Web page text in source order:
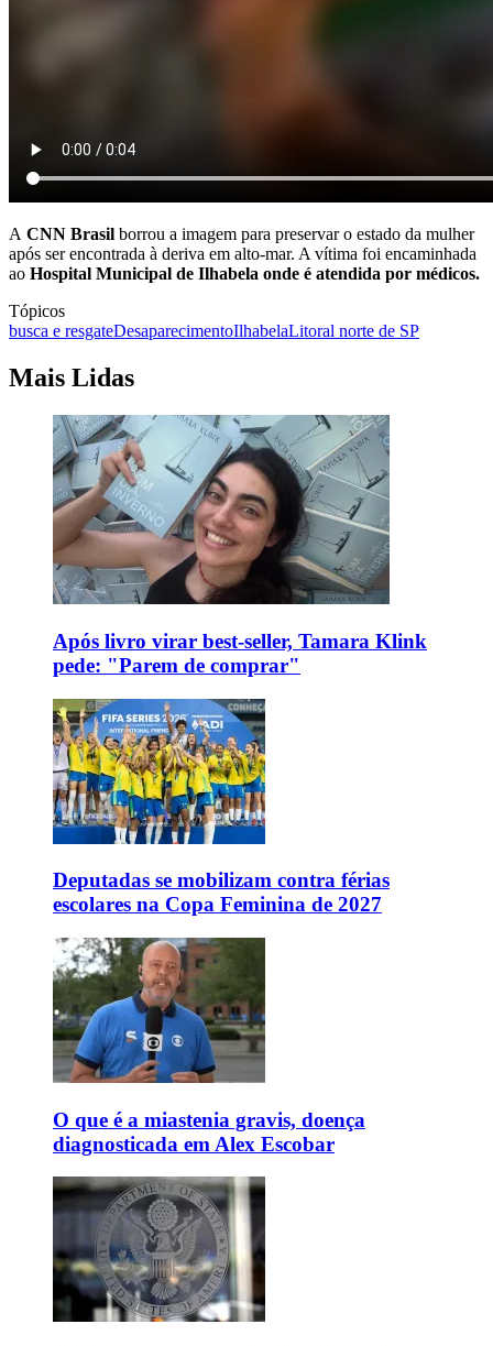
A CNN Brasil borrou a imagem para preservar o estado da mulher
após ser encontrada à deriva em alto-mar. A vítima foi encaminhada
ao Hospital Municipal de Ilhabela onde é atendida por médicos.
Tópicos
busca e resgateDesaparecimentoIlhabelaLitoral norte de SP
Mais Lidas
Após livro virar best-seller, Tamara Klink
pede: "Parem de comprar"
Deputadas se mobilizam contra férias
escolares na Copa Feminina de 2027
O que é a miastenia gravis, doença
diagnosticada em Alex Escobar